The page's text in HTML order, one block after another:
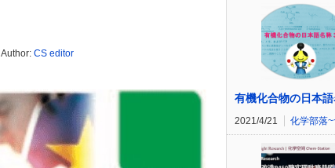
Author: CS editor
有機化合物の日本
2021/4/21 化学部落